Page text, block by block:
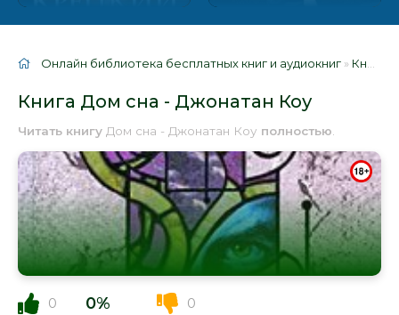
Онлайн библиотека бесплатных книг и аудиокниг » Книги
Книга Дом сна - Джонатан Коу
Читать книгу Дом сна - Джонатан Коу полностью
0 0% 0